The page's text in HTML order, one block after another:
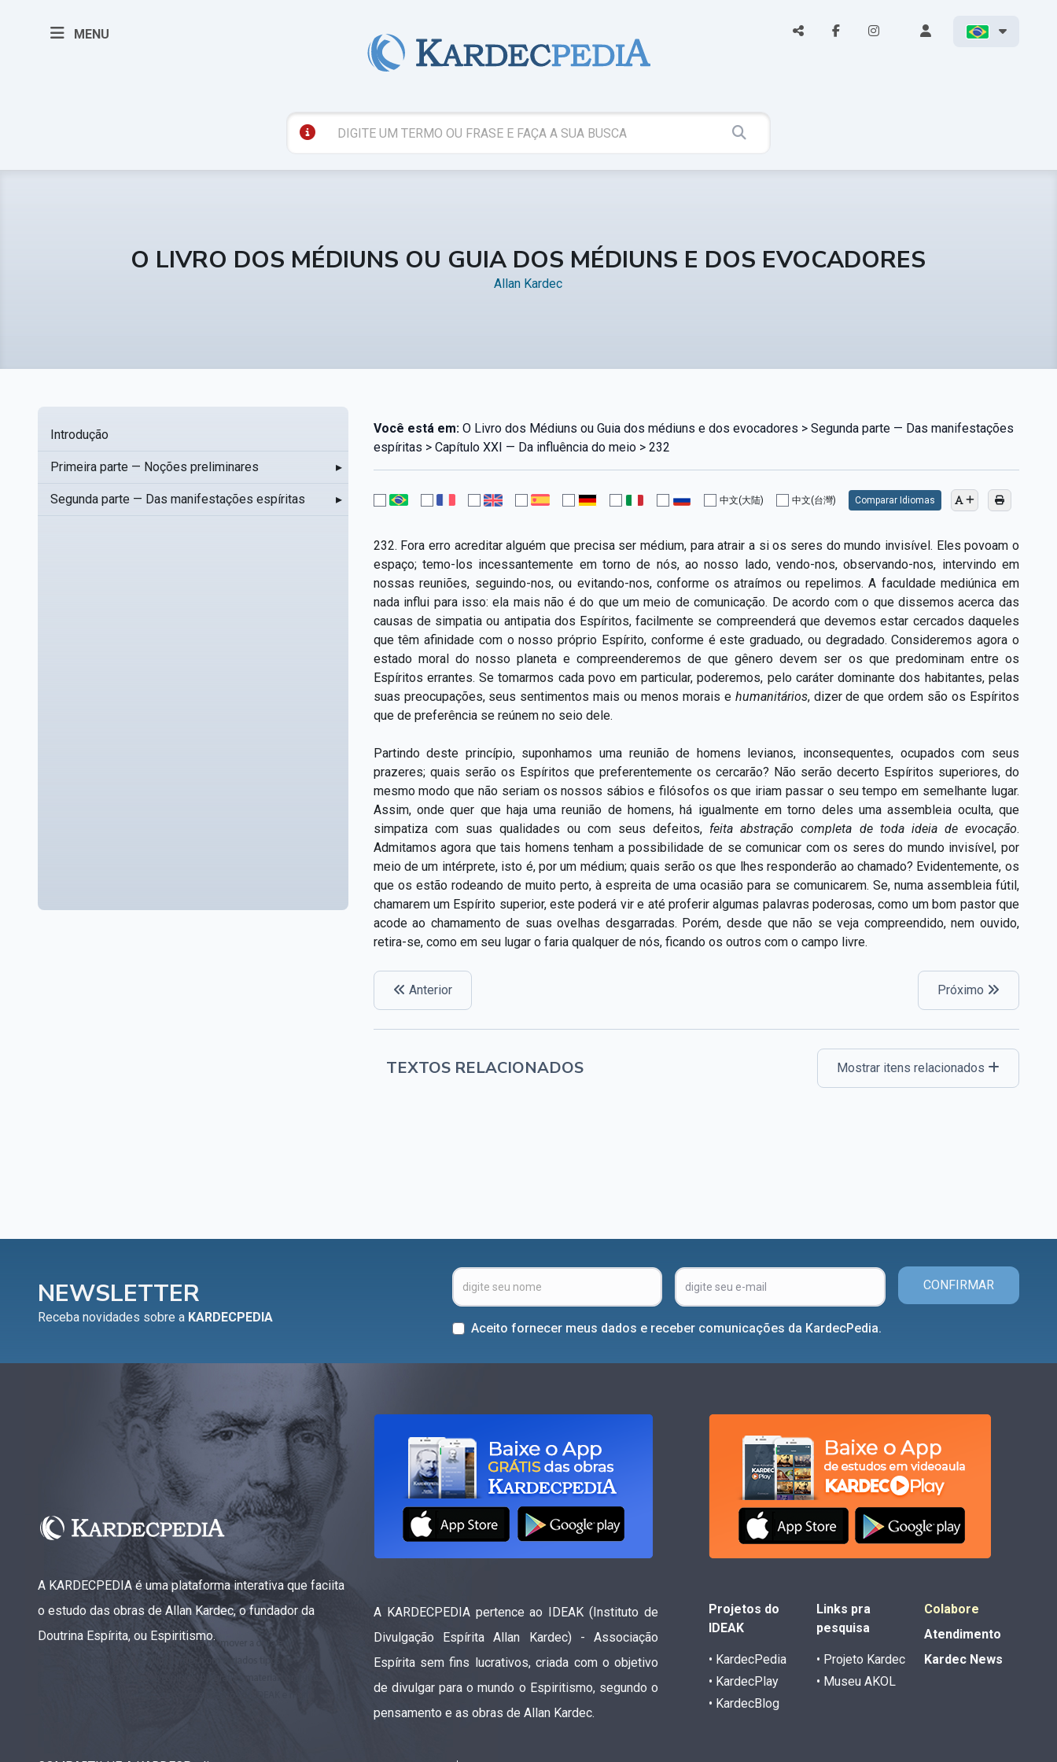
MENU
O LIVRO DOS MÉDIUNS OU GUIA DOS MÉDIUNS E DOS EVOCADORES
Allan Kardec
Introdução
Primeira parte — Noções preliminares ▸
Segunda parte — Das manifestações espíritas ▸
Você está em:O Livro dos Médiuns ou Guia dos médiuns e dos evocadores > Segunda parte — Das manifestações
espíritas > Capítulo XXI — Da influência do meio > 232
中文(大陆) 中文(台灣) Comparar Idiomas
232. Fora erro acreditar alguém que precisa ser médium, para atrair a si os seres do mundo invisível. Eles povoam o
espaço; temo-los incessantemente em torno de nós, ao nosso lado, vendo-nos, observando-nos, intervindo em
nossas reuniões, seguindo-nos, ou evitando-nos, conforme os atraímos ou repelimos. A faculdade mediúnica em
nada influi para isso: ela mais não é do que um meio de comunicação. De acordo com o que dissemos acerca das
causas de simpatia ou antipatia dos Espíritos, facilmente se compreenderá que devemos estar cercados daqueles
que têm afinidade com o nosso próprio Espírito, conforme é este graduado, ou degradado. Consideremos agora o
estado moral do nosso planeta e compreenderemos de que gênero devem ser os que predominam entre os
Espíritos errantes. Se tomarmos cada povo em particular, poderemos, pelo caráter dominante dos habitantes, pelas
suas preocupações, seus sentimentos mais ou menos morais e humanitários, dizer de que ordem são os Espíritos
que de preferência se reúnem no seio dele.
Partindo deste princípio, suponhamos uma reunião de homens levianos, inconsequentes, ocupados com seus
prazeres; quais serão os Espíritos que preferentemente os cercarão? Não serão decerto Espíritos superiores, do
mesmo modo que não seriam os nossos sábios e filósofos os que iriam passar o seu tempo em semelhante lugar.
Assim, onde quer que haja uma reunião de homens, há igualmente em torno deles uma assembleia oculta, que
simpatiza com suas qualidades ou com seus defeitos, feita abstração completa de toda ideia de evocação.
Admitamos agora que tais homens tenham a possibilidade de se comunicar com os seres do mundo invisível, por
meio de um intérprete, isto é, por um médium; quais serão os que lhes responderão ao chamado? Evidentemente, os
que os estão rodeando de muito perto, à espreita de uma ocasião para se comunicarem. Se, numa assembleia fútil,
chamarem um Espírito superior, este poderá vir e até proferir algumas palavras poderosas, como um bom pastor que
acode ao chamamento de suas ovelhas desgarradas. Porém, desde que não se veja compreendido, nem ouvido,
retira-se, como em seu lugar o faria qualquer de nós, ficando os outros com o campo livre.
Anterior Próximo
TEXTOS RELACIONADOS Mostrar itens relacionados
NEWSLETTER
Receba novidades sobre a KARDECPEDIA
CONFIRMAR
Aceito fornecer meus dados e receber comunicações da KardecPedia.
A KARDECPEDIA é uma plataforma interativa que faciita
o estudo das obras de Allan Kardec, o fundador da
Doutrina Espírita, ou Espiritismo.
A KARDECPEDIA pertence ao IDEAK (Instituto de
Divulgação Espírita Allan Kardec) - Associação
Espírita sem fins lucrativos, criada com o objetivo
de divulgar para o mundo o Espiritismo, segundo o
pensamento e as obras de Allan Kardec.
Projetos do
IDEAK
• KardecPedia
• KardecPlay
• KardecBlog
Links pra
pesquisa
• Projeto Kardec
• Museu AKOL
Colabore
Atendimento
Kardec News